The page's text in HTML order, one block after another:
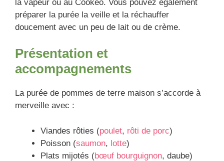
la vapeur ou au Cookeo. Vous pouvez également
préparer la purée la veille et la réchauffer
doucement avec un peu de lait ou de crème.
Présentation et
accompagnements
La purée de pommes de terre maison s’accorde à
merveille avec :
Viandes rôties (poulet, rôti de porc)
Poisson (saumon, lotte)
Plats mijotés (bœuf bourguignon, daube)